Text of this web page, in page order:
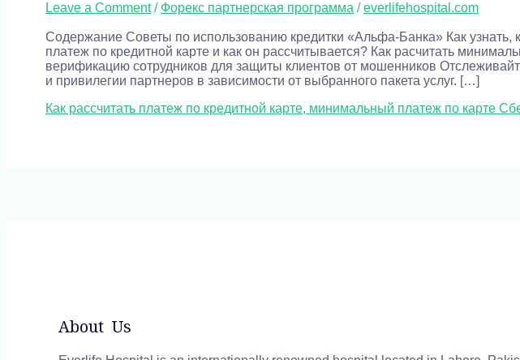
Leave a Comment / Форекс партнерская программа /everlifehospital.com
Содержание Советы по использованию кредитки «Альфа-Банка» Как
платеж по кредитной карте и как он рассчитывается? Как расчитать
верификацию сотрудников для защиты клиентов от мошенников
и привилегии партнеров в зависимости от выбранного пакета услуг. […]
Как рассчитать платеж по кредитной карте, минимальный платеж по карте
About Us